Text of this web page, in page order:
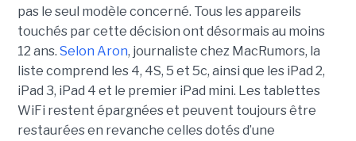
pas le seul modèle concerné. Tous les appareils
touchés par cette décision ont désormais au moins
12 ans. Selon Aron, journaliste chez MacRumors, la
liste comprend les 4, 4S, 5 et 5c, ainsi que les iPad 2,
iPad 3, iPad 4 et le premier iPad mini. Les tablettes
WiFi restent épargnées et peuvent toujours être
restaurées en revanche celles dotés d’une